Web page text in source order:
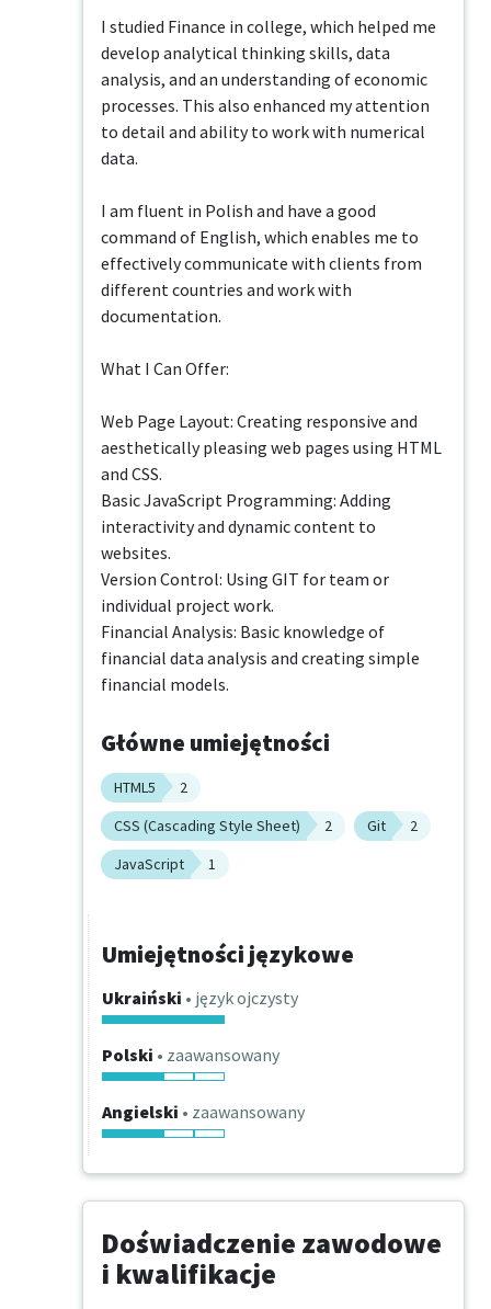
I studied Finance in college, which helped me
develop analytical thinking skills, data
analysis, and an understanding of economic
processes. This also enhanced my attention
to detail and ability to work with numerical
data.
I am fluent in Polish and have a good
command of English, which enables me to
effectively communicate with clients from
different countries and work with
documentation.
What I Can Offer:
Web Page Layout: Creating responsive and
aesthetically pleasing web pages using HTML
and CSS.
Basic JavaScript Programming: Adding
interactivity and dynamic content to
websites.
Version Control: Using GIT for team or
individual project work.
Financial Analysis: Basic knowledge of
financial data analysis and creating simple
financial models.
Główne umiejętności
HTML5
2
CSS (Cascading Style Sheet)
2 Git
2
JavaScript
1
Umiejętności językowe
Ukraiński • język ojczysty
Polski • zaawansowany
Angielski • zaawansowany
Doświadczenie zawodowe
i kwalifikacje